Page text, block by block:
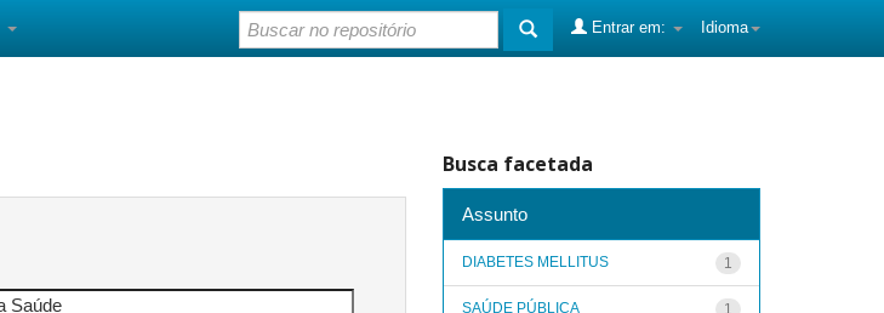
Idioma
Entrar em:
Busca facetada
Assunto
1
DIABETES MELLITUS
1
SAÚDE PÚBLICA